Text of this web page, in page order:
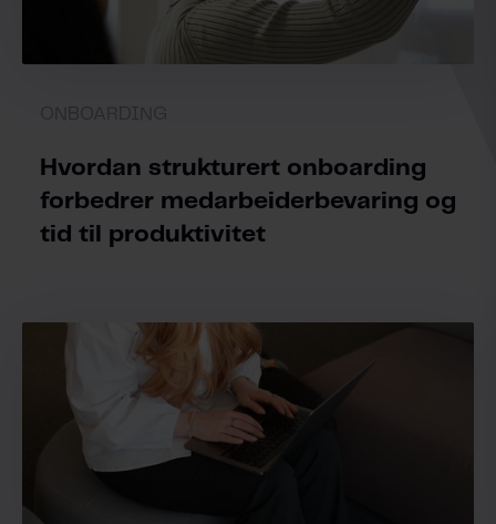
Hvordan strukturert onboarding
forbedrer medarbeiderbevaring og
tid til produktivitet